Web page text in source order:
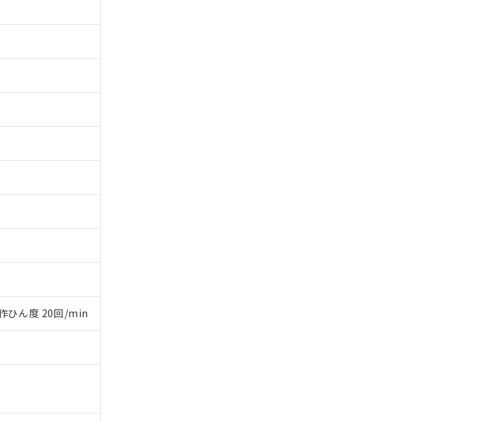
ひん度 20回/min
さい。
した製品が提供可能な商品です。
対応の商品で、対応品を出す予定はありません。
応状況を調査中または確認中の商品です。
関係のない商品です。
含有品と判明した場合などやむを得ず変更すること